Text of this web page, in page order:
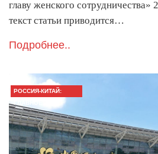
главу женского
текст статьи приводится…
Подробнее..
РОССИЯ-КИТАЙ:
ГЛАВНОЕ